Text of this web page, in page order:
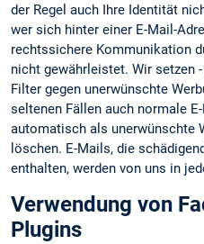
der Regel auch Ihre Identität
wer sich hinter einer E-Mail-
rechtssichere Kommunikation
nicht gewährleistet. Wir setzen
Filter gegen unerwünschte
seltenen Fällen auch normale
automatisch als unerwünschte
löschen. E-Mails, die
enthalten, werden von uns in
Verwendung von
Plugins